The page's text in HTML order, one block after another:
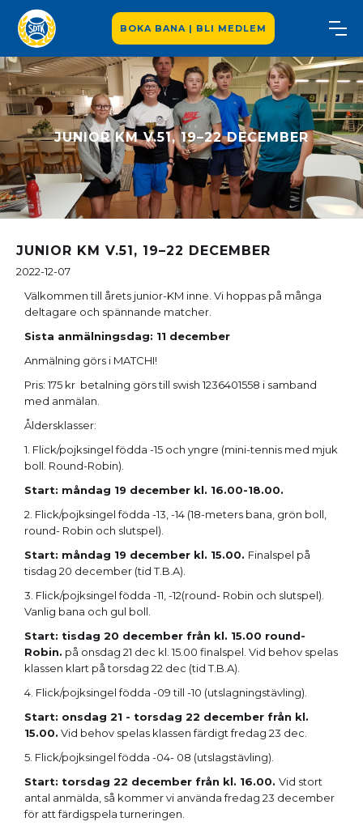
BOKA BANA | BLI MEDLEM
JUNIOR KM V.51, 19–22 DECEMBER
JUNIOR KM V.51, 19–22 DECEMBER
2022-12-07
Välkommen till årets junior-KM inne. Vi hoppas på många
deltagare och spännande matcher.
Sista anmälningsdag: 11 december
Anmälning görs i MATCHI!
Pris: 175 kr betalning görs till swish 1236401558 i samband
med anmälan.
Åldersklasser:
1. Flick/pojksingel födda -15 och yngre (mini-tennis med mjuk
boll. Round-Robin).
Start: måndag 19 december kl. 16.00-18.00.
2. Flick/pojksingel födda -13, -14 (18-meters bana, grön boll,
round- Robin och slutspel).
Start: måndag 19 december kl. 15.00. Finalspel på
tisdag 20 december (tid T.B.A).
3. Flick/pojksingel födda -11, -12(round- Robin och slutspel).
Vanlig bana och gul boll.
Start: tisdag 20 december från kl. 15.00 round-
Robin. på onsdag 21 dec kl. 15.00 finalspel. Vid behov spelas
klassen klart på torsdag 22 dec (tid T.B.A).
4. Flick/pojksingel födda -09 till -10 (utslagningstävling).
Start: onsdag 21 - torsdag 22 december från kl.
15.00. Vid behov spelas klassen färdigt fredag 23 dec.
5. Flick/pojksingel födda -04- 08 (utslagstävling).
Start: torsdag 22 december från kl. 16.00. Vid stort
antal anmälda, så kommer vi använda fredag 23 december
för att färdigspela turneringen.